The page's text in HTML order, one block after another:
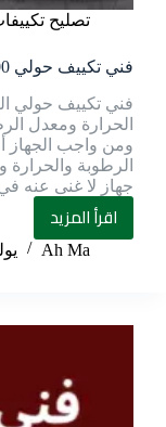
تصليح
فني تكييف حولي 50476800 خبراء في تصليح التكييفات
فني تكييف حولي
الحرارة ومعدل
ومن واجب
الرطوبة
جهاز لا غنى عنه
اقرأ المزيد
Ah Ma يوليو